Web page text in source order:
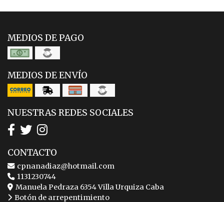
MEDIOS DE PAGO
MEDIOS DE ENVÍO
NUESTRAS REDES SOCIALES
CONTACTO
cpnanadiaz@hotmail.com
1131230744
Manuela Pedraza 6354 Villa Urquiza Caba
Botón de arrepentimiento